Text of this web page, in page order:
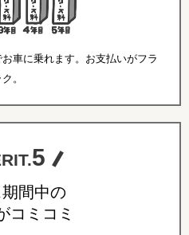
車に乗れます。お支払いがフラ
。
5
期間中の
コミコミ